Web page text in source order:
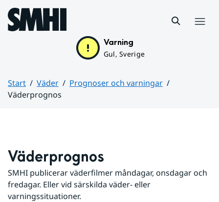
Hoppa till sidans innehåll
Varning
Gul, Sverige
Start Väder
Prognoser och varningar
Väderprognos
Väderprognos
SMHI publicerar väderfilmer måndagar, onsdagar och
fredagar. Eller vid särskilda väder- eller
varningssituationer.